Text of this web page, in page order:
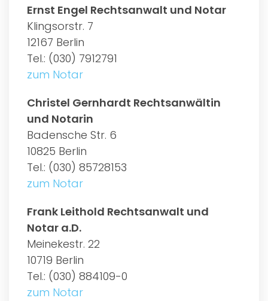
Ernst Engel Rechtsanwalt und Notar
Klingsorstr. 7
12167 Berlin
Tel.: (030) 7912791
zum Notar
Christel Gernhardt Rechtsanwältin
und Notarin
Badensche Str. 6
10825 Berlin
Tel.: (030) 85728153
zum Notar
Frank Leithold Rechtsanwalt und
Notar a.D.
Meinekestr. 22
10719 Berlin
Tel.: (030) 884109-0
zum Notar